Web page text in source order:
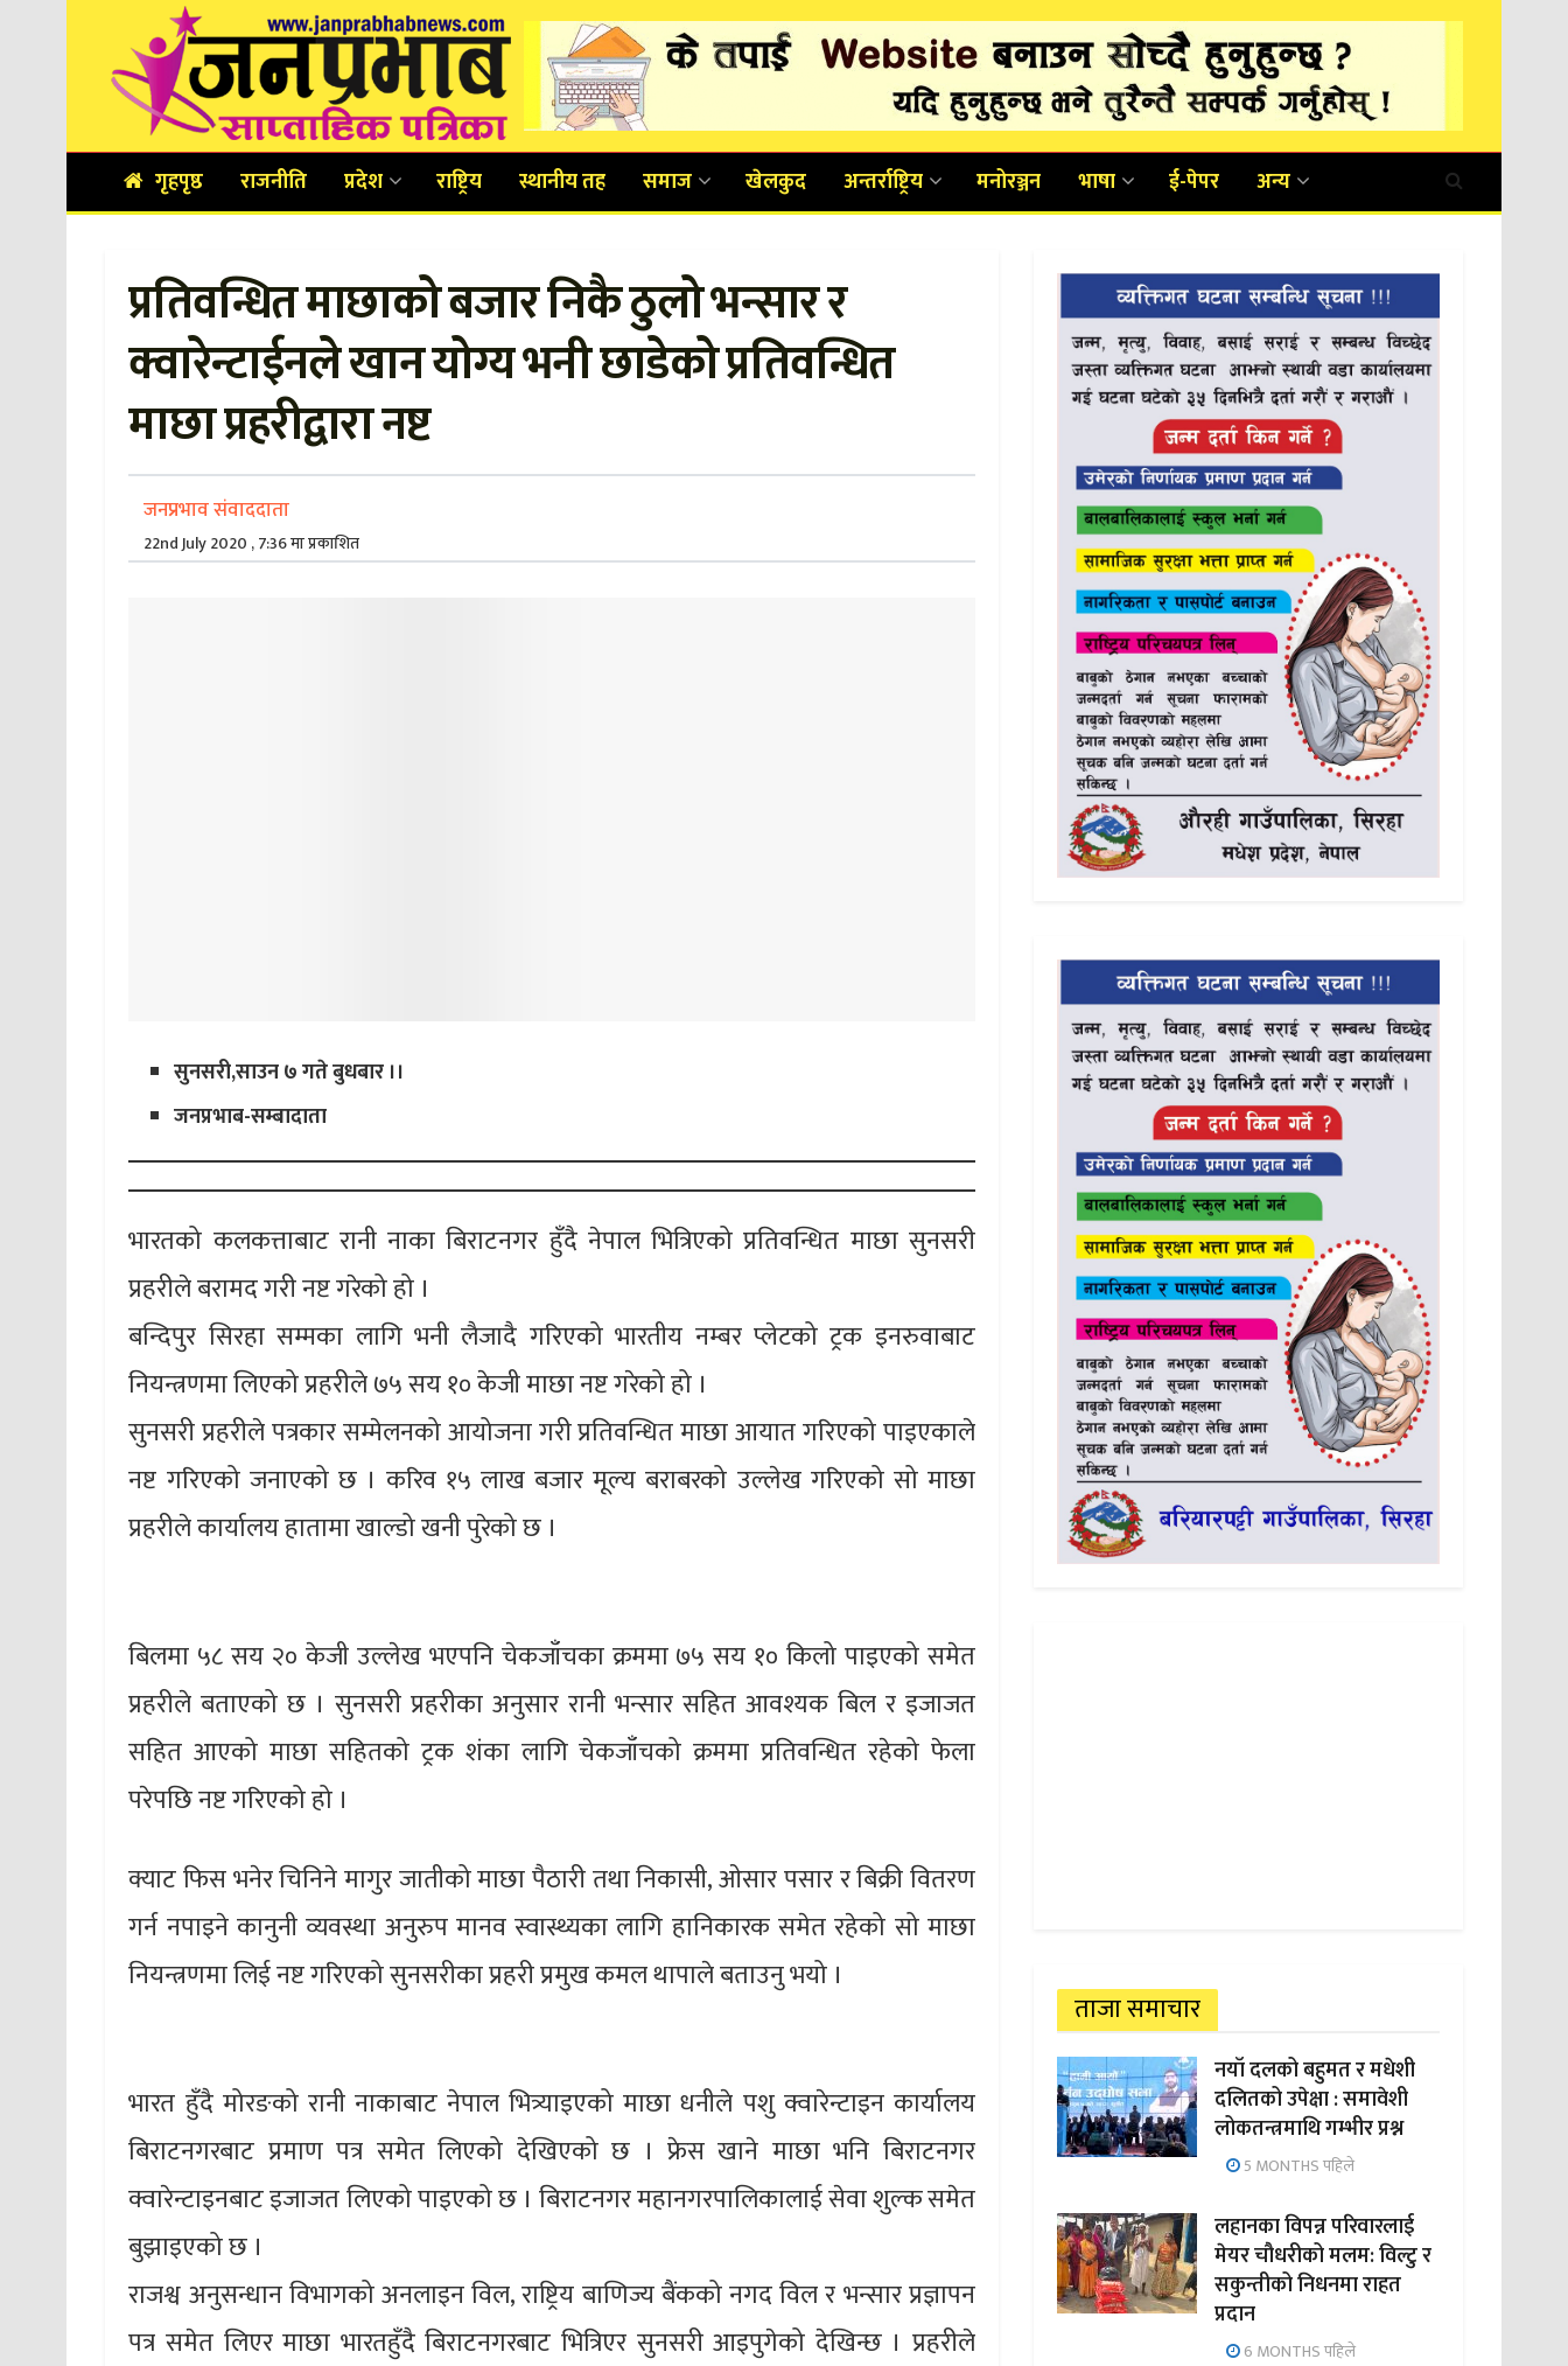
गृहपृष्ठ राजनीति प्रदेश राष्ट्रिय स्थानीय तह समाज खेलकुद अन्तर्राष्ट्रिय मनोरञ्जन भाषा ई-पेपर अन्य
प्रतिवन्धित माछाको बजार निकै ठुलो भन्सार र
क्वारेन्टाईनले खान योग्य भनी छाडेको प्रतिवन्धित
माछा प्रहरीद्वारा नष्ट
जनप्रभाव संवाददाता
22nd July 2020 , 7:36 मा प्रकाशित
सुनसरी,साउन ७ गते बुधबार ।।
जनप्रभाब-सम्बादाता
भारतको कलकत्ताबाट रानी नाका बिराटनगर हुँदै नेपाल भित्रिएको प्रतिवन्धित माछा सुनसरी
प्रहरीले बरामद गरी नष्ट गरेको हो ।
बन्दिपुर सिरहा सम्मका लागि भनी लैजादै गरिएको भारतीय नम्बर प्लेटको ट्रक इनरुवाबाट
नियन्त्रणमा लिएको प्रहरीले ७५ सय १० केजी माछा नष्ट गरेको हो ।
सुनसरी प्रहरीले पत्रकार सम्मेलनको आयोजना गरी प्रतिवन्धित माछा आयात गरिएको पाइएकाले
नष्ट गरिएको जनाएको छ । करिव १५ लाख बजार मूल्य बराबरको उल्लेख गरिएको सो माछा
प्रहरीले कार्यालय हातामा खाल्डो खनी पुरेको छ ।
बिलमा ५८ सय २० केजी उल्लेख भएपनि चेकजाँचका क्रममा ७५ सय १० किलो पाइएको समेत
प्रहरीले बताएको छ । सुनसरी प्रहरीका अनुसार रानी भन्सार सहित आवश्यक बिल र इजाजत
सहित आएको माछा सहितको ट्रक शंका लागि चेकजाँचको क्रममा प्रतिवन्धित रहेको फेला
परेपछि नष्ट गरिएको हो ।
क्याट फिस भनेर चिनिने मागुर जातीको माछा पैठारी तथा निकासी, ओसार पसार र बिक्री वितरण
गर्न नपाइने कानुनी व्यवस्था अनुरुप मानव स्वास्थ्यका लागि हानिकारक समेत रहेको सो माछा
नियन्त्रणमा लिई नष्ट गरिएको सुनसरीका प्रहरी प्रमुख कमल थापाले बताउनु भयो ।
भारत हुँदै मोरङको रानी नाकाबाट नेपाल भित्र्याइएको माछा धनीले पशु क्वारेन्टाइन कार्यालय
बिराटनगरबाट प्रमाण पत्र समेत लिएको देखिएको छ । फ्रेस खाने माछा भनि बिराटनगर
क्वारेन्टाइनबाट इजाजत लिएको पाइएको छ । बिराटनगर महानगरपालिकालाई सेवा शुल्क समेत
बुझाइएको छ ।
राजश्व अनुसन्धान विभागको अनलाइन विल, राष्ट्रिय बाणिज्य बैंकको नगद विल र भन्सार प्रज्ञापन
पत्र समेत लिएर माछा भारतहुँदै बिराटनगरबाट भित्रिएर सुनसरी आइपुगेको देखिन्छ । प्रहरीले
ताजा समाचार
नयाँ दलको बहुमत र मधेशी
दलितको उपेक्षा : समावेशी
लोकतन्त्रमाथि गम्भीर प्रश्न
5 MONTHS पहिले
लहानका विपन्न परिवारलाई
मेयर चौधरीको मलम: विल्टु र
सकुन्तीको निधनमा राहत
प्रदान
6 MONTHS पहिले